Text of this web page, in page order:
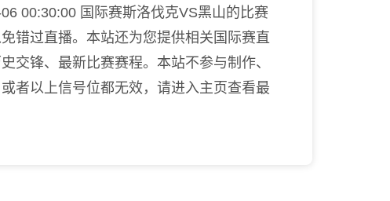
00:30:00 国际赛斯洛伐克VS黑山的比赛
错过直播。本站还为您提供相关国际赛直
交锋、最新比赛赛程。本站不参与制作、
者以上信号位都无效，请进入主页查看最